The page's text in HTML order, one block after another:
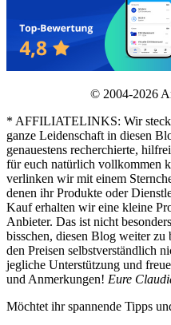
© 2004-2026
* AFFILIATELINKS: Wir
ganze Leidenschaft in diesen
genauestens recherchierte,
für euch natürlich vollkommen
verlinken wir mit einem
denen ihr Produkte oder
Kauf erhalten wir eine kleine
Anbieter. Das ist nicht
bisschen, diesen Blog weiter zu
den Preisen selbstverständlich
jegliche Unterstützung und
und Anmerkungen! Eure
Möchtet ihr spannende Tipps